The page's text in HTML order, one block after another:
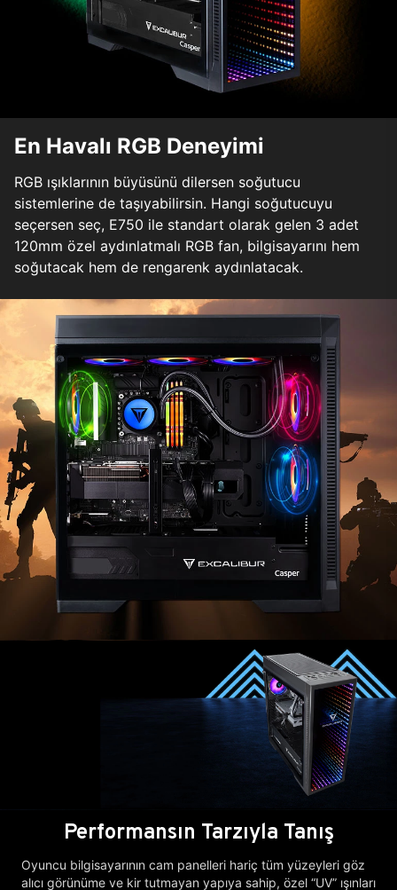
En Havalı RGB Deneyimi
RGB ışıklarının büyüsünü dilersen soğutucu
sistemlerine de taşıyabilirsin. Hangi soğutucuyu
seçersen seç, E750 ile standart olarak gelen 3 adet
120mm özel aydınlatmalı RGB fan, bilgisayarını hem
soğutacak hem de rengarenk aydınlatacak.
Performansın Tarzıyla Tanış
Oyuncu bilgisayarının cam panelleri hariç tüm yüzeyleri göz
alıcı görünüme ve kir tutmayan yapıya sahip, özel “UV” ışınları